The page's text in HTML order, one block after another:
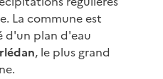
La commune est
d'un plan d'eau
, le plus grand